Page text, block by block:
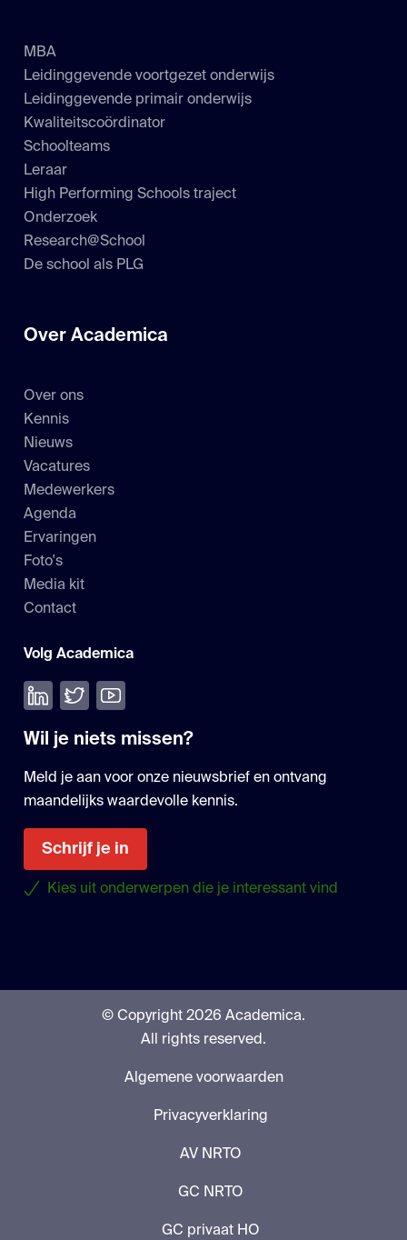
MBA
Leidinggevende voortgezet onderwijs
Leidinggevende primair onderwijs
Kwaliteitscoördinator
Schoolteams
Leraar
High Performing Schools traject
Onderzoek
Research@School
De school als PLG
Over Academica
Over ons
Kennis
Nieuws
Vacatures
Medewerkers
Agenda
Ervaringen
Foto's
Media kit
Contact
Volg Academica
Volg ons op LinkedIn
Volg ons op Twitter
Bekijk onze YouTube
Wil je niets missen?
Meld je aan voor onze nieuwsbrief en ontvang
maandelijks waardevolle kennis.
Schrijf je in
Kies uit onderwerpen die je interessant vind
© Copyright 2026 Academica.
All rights reserved.
Algemene voorwaarden
Privacyverklaring
AV NRTO
GC NRTO
GC privaat HO